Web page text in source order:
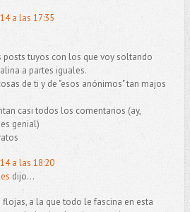
a las 17:35
posts tuyos con los que voy soltando
a partes iguales.
de ti y de "esos anónimos" tan majos
casi todos los comentarios (ay,
genial)
a las 18:20
dijo...
flojas, a la que todo le fascina en esta